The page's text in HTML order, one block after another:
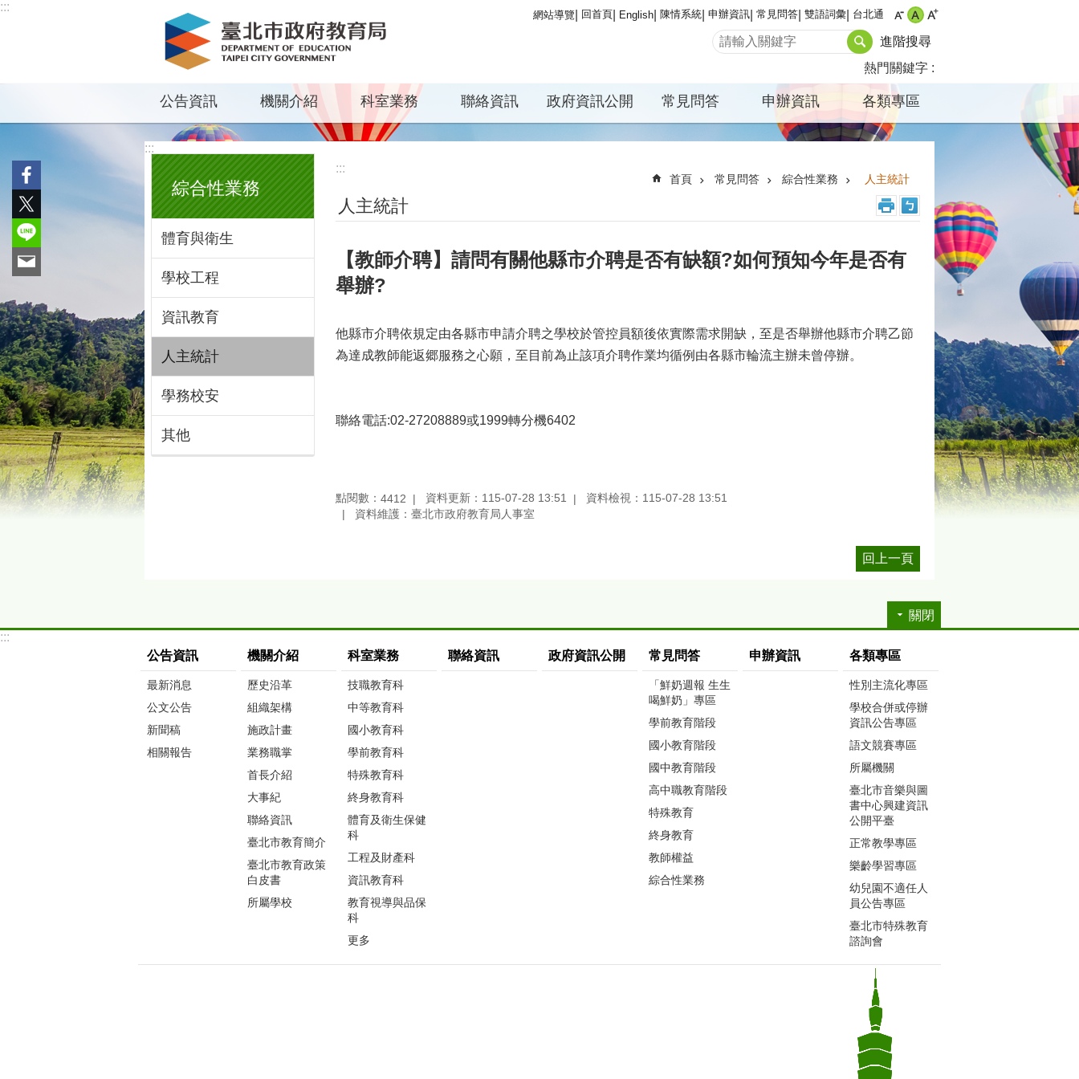
跳到主要內容區塊
:::
網站導覽 回首頁 English 陳情系統 申辦資訊 常見問答 雙語詞彙 台北通
進階搜尋
熱門關鍵字
公告資訊 機關介紹 科室業務 聯絡資訊 政府資訊公開 常見問答 申辦資訊 各類專區
:::
綜合性業務
體育與衛生
學校工程
資訊教育
人主統計
學務校安
其他
:::
首頁 常見問答 綜合性業務 人主統計
人主統計
【教師介聘】請問有關他縣市介聘是否有缺額?如何預知今年是否有
舉辦?
他縣市介聘依規定由各縣市申請介聘之學校於管控員額後依實際需求開缺，至是否舉辦他縣市介聘乙節
為達成教師能返郷服務之心願，至目前為止該項介聘作業均循例由各縣市輪流主辦未曾停辦。
聯絡電話:02-27208889或1999轉分機6402
點閱數： 4412 資料更新：115-07-28 13:51
資料檢視：115-07-28 13:51
資料維護：臺北市政府教育局人事室
回上一頁
關閉
:::
公告資訊
最新消息
公文公告
新聞稿
相關報告
機關介紹
歷史沿革
組織架構
施政計畫
業務職掌
首長介紹
大事紀
聯絡資訊
臺北市教育簡介
臺北市教育政策
白皮書
所屬學校
科室業務
技職教育科
中等教育科
國小教育科
學前教育科
特殊教育科
終身教育科
體育及衛生保健
科
工程及財產科
資訊教育科
教育視導與品保
科
更多
聯絡資訊 政府資訊公開 常見問答
「鮮奶週報 生生
喝鮮奶」專區
學前教育階段
國小教育階段
國中教育階段
高中職教育階段
特殊教育
終身教育
教師權益
綜合性業務
申辦資訊 各類專區
性別主流化專區
學校合併或停辦
資訊公告專區
語文競賽專區
所屬機關
臺北市音樂與圖
書中心興建資訊
公開平臺
正常教學專區
樂齡學習專區
幼兒園不適任人
員公告專區
臺北市特殊教育
諮詢會